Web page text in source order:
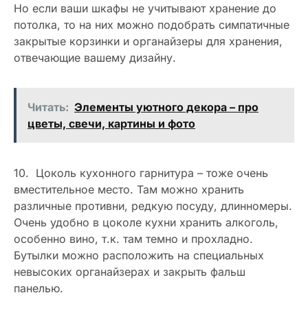
Но если ваши шкафы не учитывают хранение до
потолка, то на них можно подобрать симпатичные
закрытые корзинки и органайзеры для хранения,
отвечающие вашему дизайну.
Читать: Элементы уютного декора – про
цветы, свечи, картины и фото
10. Цоколь кухонного гарнитура – тоже очень
вместительное место. Там можно хранить
различные противни, редкую посуду, длинномеры.
Очень удобно в цоколе кухни хранить алкоголь,
особенно вино, т.к. там темно и прохладно.
Бутылки можно расположить на специальных
невысоких органайзерах и закрыть фальш
панелью.